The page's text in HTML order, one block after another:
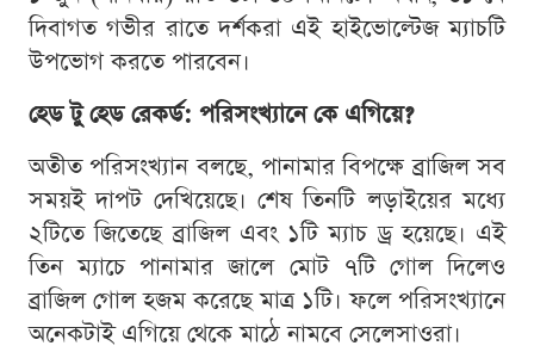
দিবাগত গভীর রাতে দর্শকরা এই হাইভোল্টেজ ম্যাচটি
উপভোগ করতে পারবেন।
হেড টু হেড রেকর্ড: পরিসংখ্যানে কে এগিয়ে?
অতীত পরিসংখ্যান বলছে, পানামার বিপক্ষে ব্রাজিল সব
সময়ই দাপট দেখিয়েছে। শেষ তিনটি লড়াইয়ের মধ্যে
২টিতে জিতেছে ব্রাজিল এবং ১টি ম্যাচ ড্র হয়েছে। এই
তিন ম্যাচে পানামার জালে মোট ৭টি গোল দিলেও
ব্রাজিল গোল হজম করেছে মাত্র ১টি। ফলে পরিসংখ্যানে
অনেকটাই এগিয়ে থেকে মাঠে নামবে সেলেসাওরা।